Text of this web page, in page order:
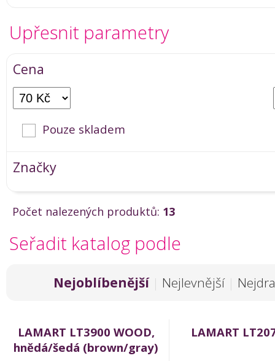
Upřesnit parametry
Cena
Pouze skladem
Značky
Počet nalezených produktů: 13
Seřadit katalog podle
Nejoblíbenější | Nejlevnější |
LAMART LT3900 WOOD,
hnědá/šedá (brown/gray)
LAMART